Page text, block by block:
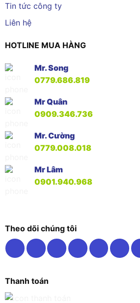
Tin tức công ty
Liên hệ
HOTLINE MUA HÀNG
Mr. Song
0779.686.819
Mr Quân
0909.346.736
Mr. Cường
0779.008.018
Mr Lâm
0901.940.968
Theo dõi chúng tôi
Thanh toán